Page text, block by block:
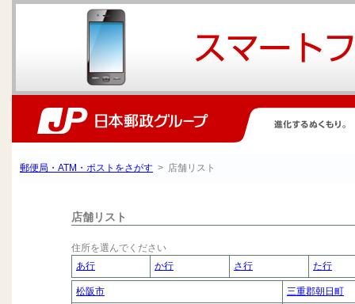
郵便局・ATM・ポストをさがす > 店舗リスト
店舗リスト
住所を選んでください
あ行
か行 さ行 た行
松阪市
三重郡朝日町